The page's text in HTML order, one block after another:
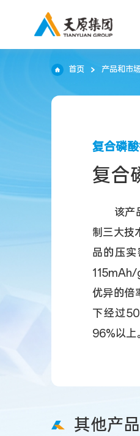
首页 产品和市场
复合磷
复合
该产
制三大技
品的压
优异的倍
下经过
96%以上。
其他产